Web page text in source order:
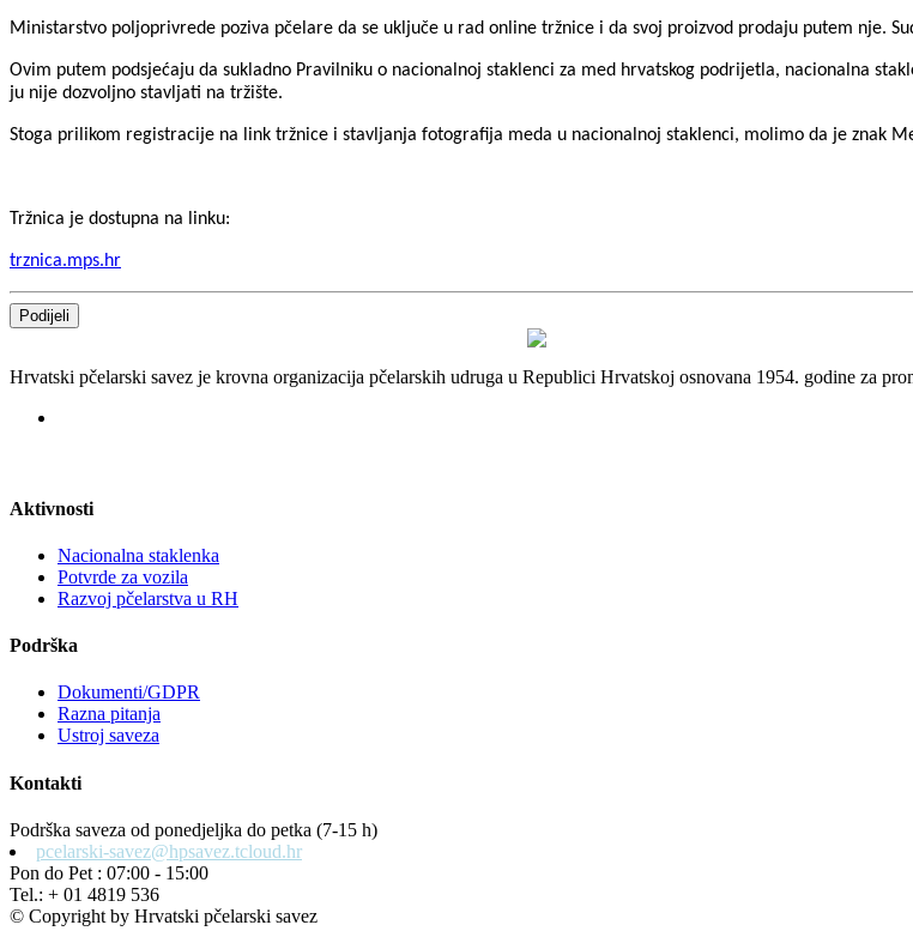
Ministarstvo poljoprivrede poziva pčelare da se uključe u rad online tržnice i da svoj proizvod prodaju putem nje.
Ovim putem podsjećaju da sukladno Pravilniku o nacionalnoj staklenci za med hrvatskog podrijetla, nacionalna
ju nije dozvoljno stavljati na tržište.
Stoga prilikom registracije na link tržnice i stavljanja fotografija meda u nacionalnoj staklenci, molimo da je znak
Tržnica je dostupna na linku:
trznica.mps.hr
Podijeli
Hrvatski pčelarski savez je krovna organizacija pčelarskih udruga u Republici Hrvatskoj osnovana 1954. godine za
Aktivnosti
Nacionalna staklenka
Potvrde za vozila
Razvoj pčelarstva u RH
Podrška
Dokumenti/GDPR
Razna pitanja
Ustroj saveza
Kontakti
Podrška saveza od ponedjeljka do petka (7-15 h)
pcelarski-savez@hpsavez.tcloud.hr
Pon do Pet : 07:00 - 15:00
Tel.: + 01 4819 536
© Copyright by Hrvatski pčelarski savez